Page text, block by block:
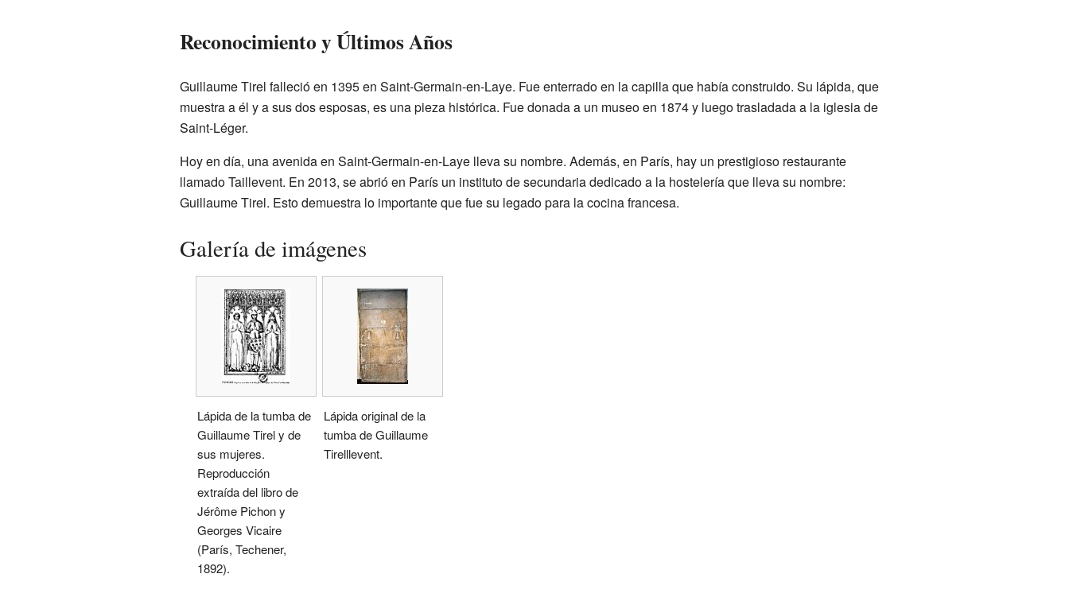
Reconocimiento y Últimos Años
Guillaume Tirel falleció en 1395 en Saint-Germain-en-Laye. Fue enterrado en la capilla que había construido. Su lápida, que
muestra a él y a sus dos esposas, es una pieza histórica. Fue donada a un museo en 1874 y luego trasladada a la iglesia de
Saint-Léger.
Hoy en día, una avenida en Saint-Germain-en-Laye lleva su nombre. Además, en París, hay un prestigioso restaurante
llamado Taillevent. En 2013, se abrió en París un instituto de secundaria dedicado a la hostelería que lleva su nombre:
Guillaume Tirel. Esto demuestra lo importante que fue su legado para la cocina francesa.
Galería de imágenes
Lápida de la tumba de
Guillaume Tirel y de
sus mujeres.
Reproducción
extraída del libro de
Jérôme Pichon y
Georges Vicaire
(París, Techener,
1892).
Lápida original de la
tumba de Guillaume
Tirelllevent.